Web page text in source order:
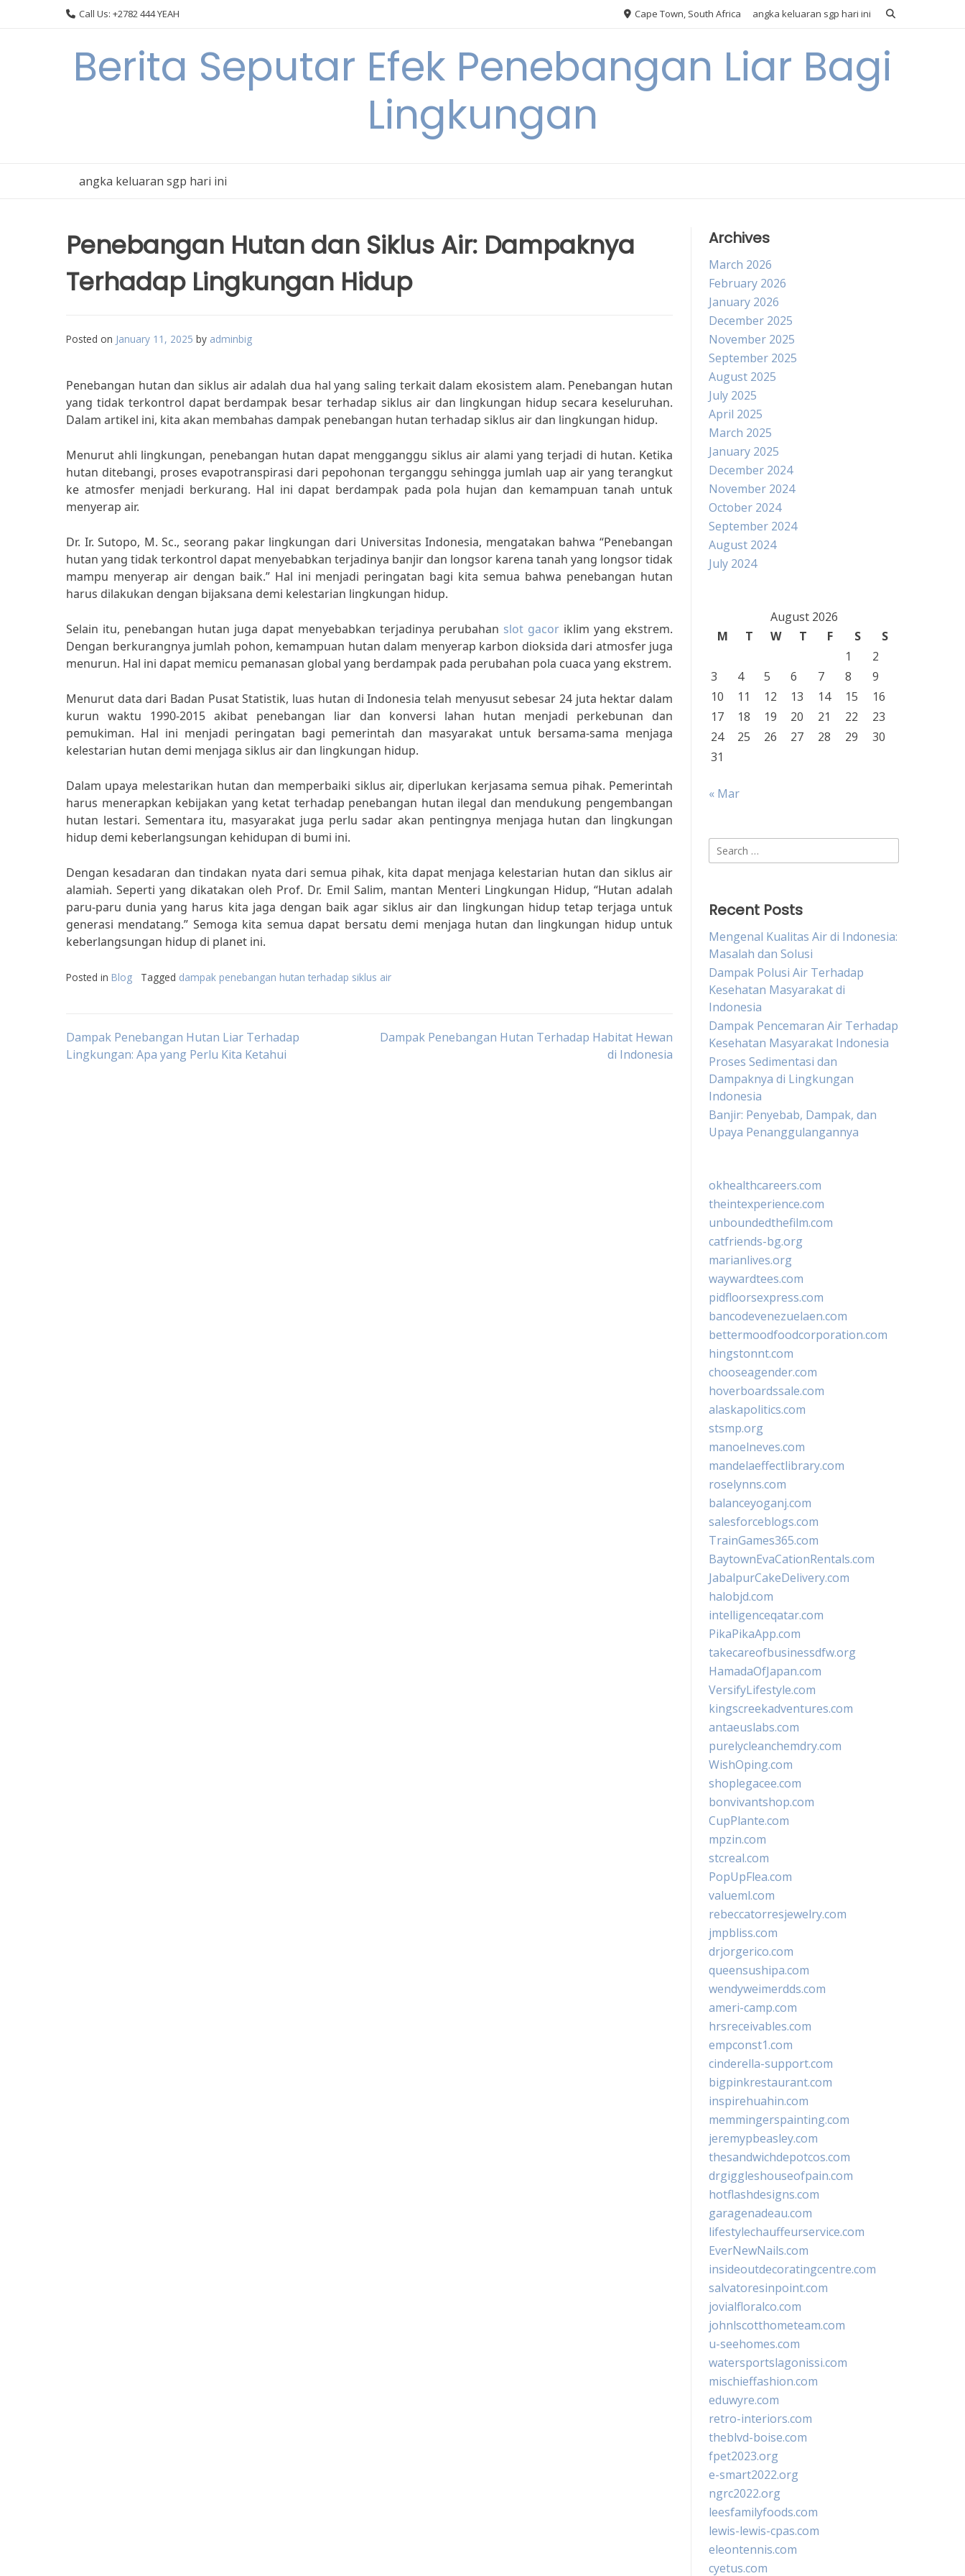
Call Us: +2782 444 YEAH Cape Town, South Africa angka keluaran sgp hari ini
Berita Seputar Efek Penebangan Liar Bagi
Lingkungan
angka keluaran sgp hari ini
Penebangan Hutan dan Siklus Air: Dampaknya
Terhadap Lingkungan Hidup
Posted on January 11, 2025 by adminbig
Penebangan hutan dan siklus air adalah dua hal yang saling terkait dalam ekosistem alam. Penebangan hutan
yang tidak terkontrol dapat berdampak besar terhadap siklus air dan lingkungan hidup secara keseluruhan.
Dalam artikel ini, kita akan membahas dampak penebangan hutan terhadap siklus air dan lingkungan hidup.
Menurut ahli lingkungan, penebangan hutan dapat mengganggu siklus air alami yang terjadi di hutan. Ketika
hutan ditebangi, proses evapotranspirasi dari pepohonan terganggu sehingga jumlah uap air yang terangkut
ke atmosfer menjadi berkurang. Hal ini dapat berdampak pada pola hujan dan kemampuan tanah untuk
menyerap air.
Dr. Ir. Sutopo, M. Sc., seorang pakar lingkungan dari Universitas Indonesia, mengatakan bahwa “Penebangan
hutan yang tidak terkontrol dapat menyebabkan terjadinya banjir dan longsor karena tanah yang longsor tidak
mampu menyerap air dengan baik.” Hal ini menjadi peringatan bagi kita semua bahwa penebangan hutan
harus dilakukan dengan bijaksana demi kelestarian lingkungan hidup.
Selain itu, penebangan hutan juga dapat menyebabkan terjadinya perubahan slot gacor iklim yang ekstrem.
Dengan berkurangnya jumlah pohon, kemampuan hutan dalam menyerap karbon dioksida dari atmosfer juga
menurun. Hal ini dapat memicu pemanasan global yang berdampak pada perubahan pola cuaca yang ekstrem.
Menurut data dari Badan Pusat Statistik, luas hutan di Indonesia telah menyusut sebesar 24 juta hektar dalam
kurun waktu 1990-2015 akibat penebangan liar dan konversi lahan hutan menjadi perkebunan dan
pemukiman. Hal ini menjadi peringatan bagi pemerintah dan masyarakat untuk bersama-sama menjaga
kelestarian hutan demi menjaga siklus air dan lingkungan hidup.
Dalam upaya melestarikan hutan dan memperbaiki siklus air, diperlukan kerjasama semua pihak. Pemerintah
harus menerapkan kebijakan yang ketat terhadap penebangan hutan ilegal dan mendukung pengembangan
hutan lestari. Sementara itu, masyarakat juga perlu sadar akan pentingnya menjaga hutan dan lingkungan
hidup demi keberlangsungan kehidupan di bumi ini.
Dengan kesadaran dan tindakan nyata dari semua pihak, kita dapat menjaga kelestarian hutan dan siklus air
alamiah. Seperti yang dikatakan oleh Prof. Dr. Emil Salim, mantan Menteri Lingkungan Hidup, “Hutan adalah
paru-paru dunia yang harus kita jaga dengan baik agar siklus air dan lingkungan hidup tetap terjaga untuk
generasi mendatang.” Semoga kita semua dapat bersatu demi menjaga hutan dan lingkungan hidup untuk
keberlangsungan hidup di planet ini.
Posted in Blog Tagged dampak penebangan hutan terhadap siklus air
Post
Dampak Penebangan Hutan Liar Terhadap
Lingkungan: Apa yang Perlu Kita Ketahui
Dampak Penebangan Hutan Terhadap Habitat Hewan
di Indonesia
Archives
March 2026
February 2026
January 2026
December 2025
November 2025
September 2025
August 2025
July 2025
April 2025
March 2025
January 2025
December 2024
November 2024
October 2024
September 2024
August 2024
July 2024
August 2026
M
T W T F S
S
1
2
3
4 5 6 7 8
9
10
11 12 13 14 15
16
17
18 19 20 21 22
23
24
25 26 27 28 29
30
31
« Mar
Search
for:
Recent Posts
Mengenal Kualitas Air di Indonesia:
Masalah dan Solusi
Dampak Polusi Air Terhadap
Kesehatan Masyarakat di
Indonesia
Dampak Pencemaran Air Terhadap
Kesehatan Masyarakat Indonesia
Proses Sedimentasi dan
Dampaknya di Lingkungan
Indonesia
Banjir: Penyebab, Dampak, dan
Upaya Penanggulangannya
okhealthcareers.com
theintexperience.com
unboundedthefilm.com
catfriends-bg.org
marianlives.org
waywardtees.com
pidfloorsexpress.com
bancodevenezuelaen.com
bettermoodfoodcorporation.com
hingstonnt.com
chooseagender.com
hoverboardssale.com
alaskapolitics.com
stsmp.org
manoelneves.com
mandelaeffectlibrary.com
roselynns.com
balanceyoganj.com
salesforceblogs.com
TrainGames365.com
BaytownEvaCationRentals.com
JabalpurCakeDelivery.com
halobjd.com
intelligenceqatar.com
PikaPikaApp.com
takecareofbusinessdfw.org
HamadaOfJapan.com
VersifyLifestyle.com
kingscreekadventures.com
antaeuslabs.com
purelycleanchemdry.com
WishOping.com
shoplegacee.com
bonvivantshop.com
CupPlante.com
mpzin.com
stcreal.com
PopUpFlea.com
valueml.com
rebeccatorresjewelry.com
jmpbliss.com
drjorgerico.com
queensushipa.com
wendyweimerdds.com
ameri-camp.com
hrsreceivables.com
empconst1.com
cinderella-support.com
bigpinkrestaurant.com
inspirehuahin.com
memmingerspainting.com
jeremypbeasley.com
thesandwichdepotcos.com
drgiggleshouseofpain.com
hotflashdesigns.com
garagenadeau.com
lifestylechauffeurservice.com
EverNewNails.com
insideoutdecoratingcentre.com
salvatoresinpoint.com
jovialfloralco.com
johnlscotthometeam.com
u-seehomes.com
watersportslagonissi.com
mischieffashion.com
eduwyre.com
retro-interiors.com
theblvd-boise.com
fpet2023.org
e-smart2022.org
ngrc2022.org
leesfamilyfoods.com
lewis-lewis-cpas.com
eleontennis.com
cyetus.com